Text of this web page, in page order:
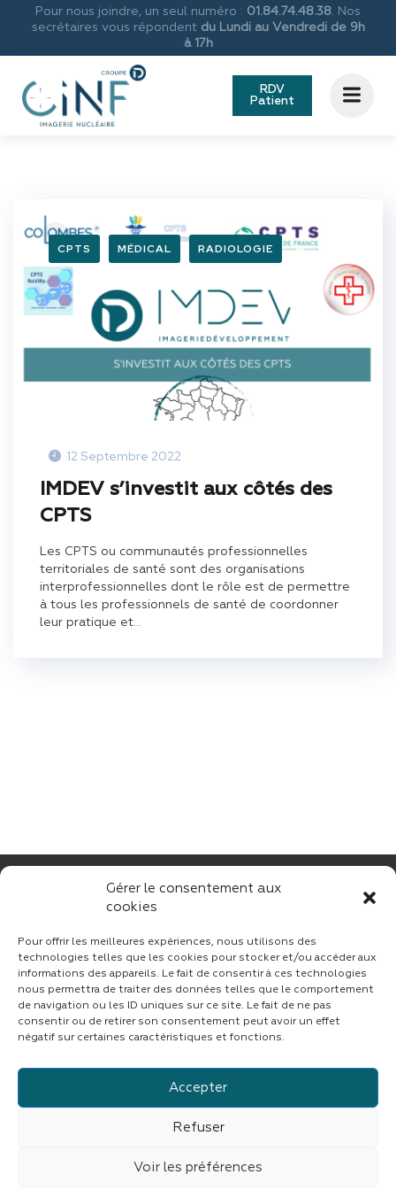
Gérer le consentement aux
cookies
Pour offrir les meilleures expériences, nous utilisons des
technologies telles que les cookies pour stocker et/ou accéder aux
informations des appareils. Le fait de consentir à ces technologies
nous permettra de traiter des données telles que le comportement
de navigation ou les ID uniques sur ce site. Le fait de ne pas
consentir ou de retirer son consentement peut avoir un effet
négatif sur certaines caractéristiques et fonctions.
Accepter
Refuser
Voir les préférences
Pour nous joindre, un seul numéro : 01.84.74.48.38. Nos
secrétaires vous répondent du Lundi au Vendredi de 9h
à 17h
RDV
Patient
CPTS MÉDICAL RADIOLOGIE
12 Septembre 2022
IMDEV s’investit aux côtés des
CPTS
Les CPTS ou communautés professionnelles
territoriales de santé sont des organisations
interprofessionnelles dont le rôle est de permettre
à tous les professionnels de santé de coordonner
leur pratique et...
CONTACT
Suivez CINF sur LinkedIn
© copyright 2023 | Tous droits réservés
Mentions légales|Confidentialité